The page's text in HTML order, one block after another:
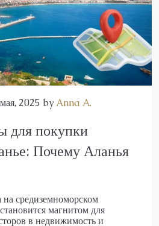
2025 byAnna A.
для покупки
Почему Аланья
средиземноморском
магнитом для
в недвижимость и